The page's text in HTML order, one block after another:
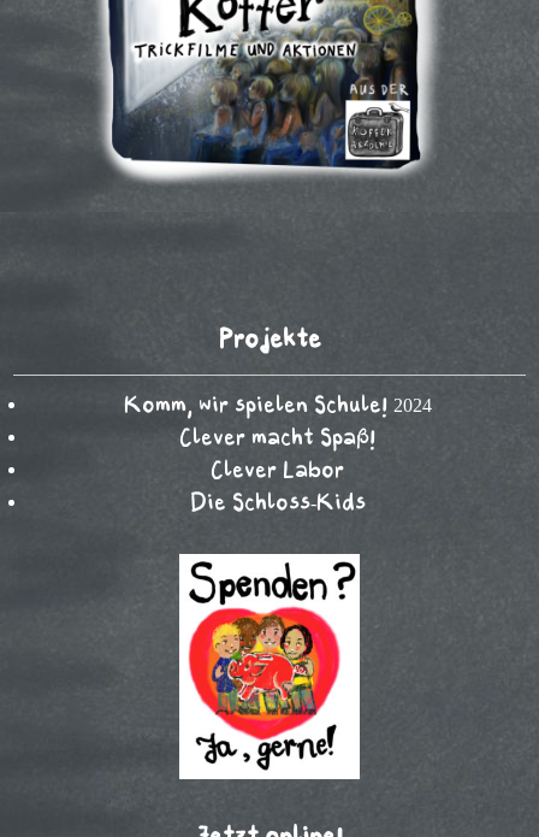
Projekte
Komm, wir spielen Schule! 2024
Clever macht Spaß!
Clever Labor
Die Schloss-Kids